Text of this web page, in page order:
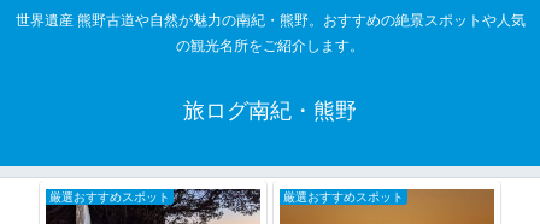
世界遺産 熊野古道や自然が魅力の南紀・熊野。おすすめの絶景スポットや人気
の観光名所をご紹介します。
旅ログ南紀・熊野
厳選おすすめスポット 厳選おすすめスポット